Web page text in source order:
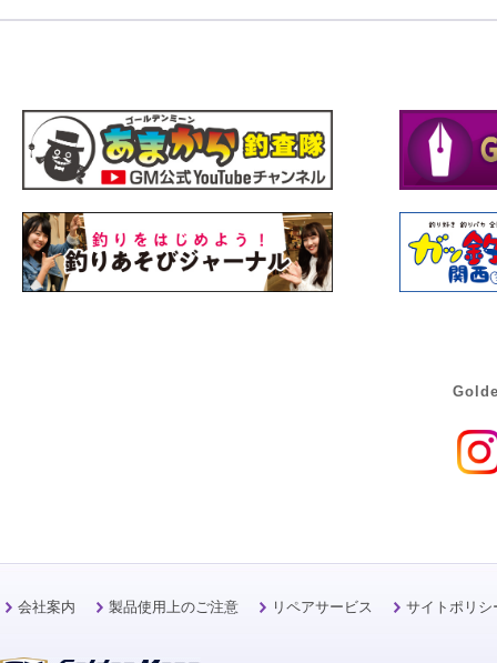
会社案内 製品使用上のご注意 リペアサービス サイトポリシ